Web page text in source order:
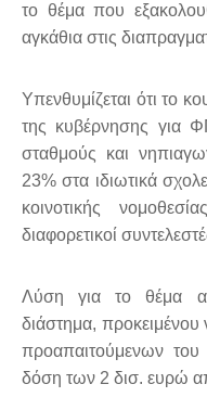
το θέμα που
αγκάθια στις
Υπενθυμίζεται ότι το
της κυβέρνησης για
σταθμούς και
23% στα ιδιωτικά
κοινοτικής
διαφορετικοί
Λύση για το θέμα
διάστημα,
προαπαιτούμενων του
δόση των 2 δισ. ευρώ